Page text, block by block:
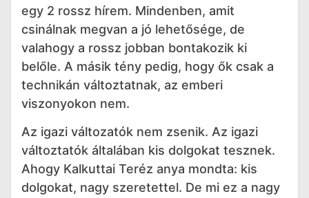
egy 2 rossz hírem. Mindenben, amit
csinálnak megvan a jó lehetősége, de
valahogy a rossz jobban bontakozik ki
belőle. A másik tény pedig, hogy ők csak a
technikán változtatnak, az emberi
viszonyokon nem.
Az igazi változatók nem zsenik. Az igazi
változtatók általában kis dolgokat tesznek.
Ahogy Kalkuttai Teréz anya mondta: kis
dolgokat, nagy szeretettel. De mi ez a nagy